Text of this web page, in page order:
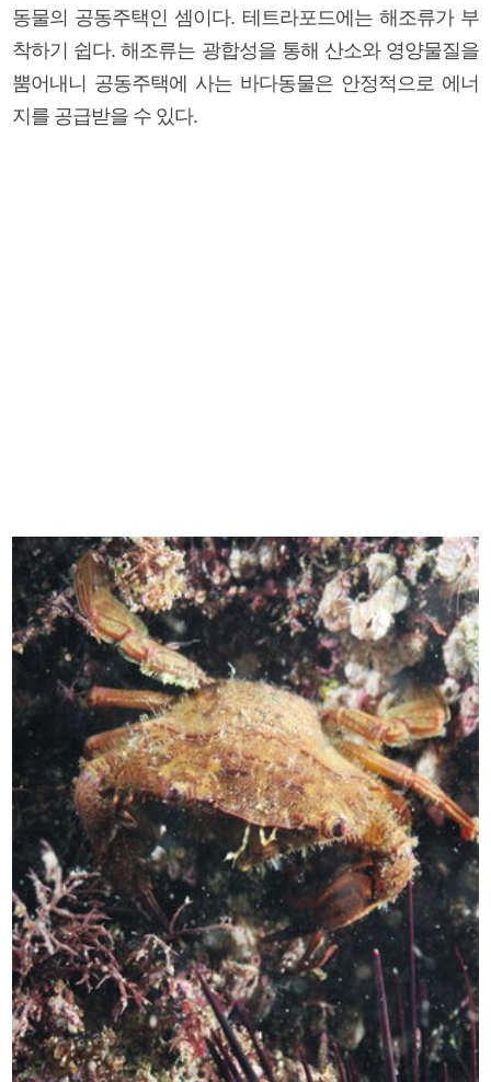
동물의 공동주택인 셈이다. 테트라포드에는 해조류가 부
착하기 쉽다. 해조류는 광합성을 통해 산소와 영양물질을
뿜어내니 공동주택에 사는 바다동물은 안정적으로 에너
지를 공급받을 수 있다.